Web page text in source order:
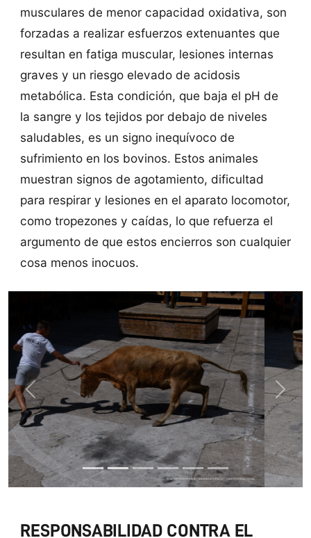
musculares de menor capacidad oxidativa, son
forzadas a realizar esfuerzos extenuantes que
resultan en fatiga muscular, lesiones internas
graves y un riesgo elevado de acidosis
metabólica. Esta condición, que baja el pH de
la sangre y los tejidos por debajo de niveles
saludables, es un signo inequívoco de
sufrimiento en los bovinos. Estos animales
muestran signos de agotamiento, dificultad
para respirar y lesiones en el aparato locomotor,
como tropezones y caídas, lo que refuerza el
argumento de que estos encierros son cualquier
cosa menos inocuos.
Previous Next
RESPONSABILIDAD CONTRA EL